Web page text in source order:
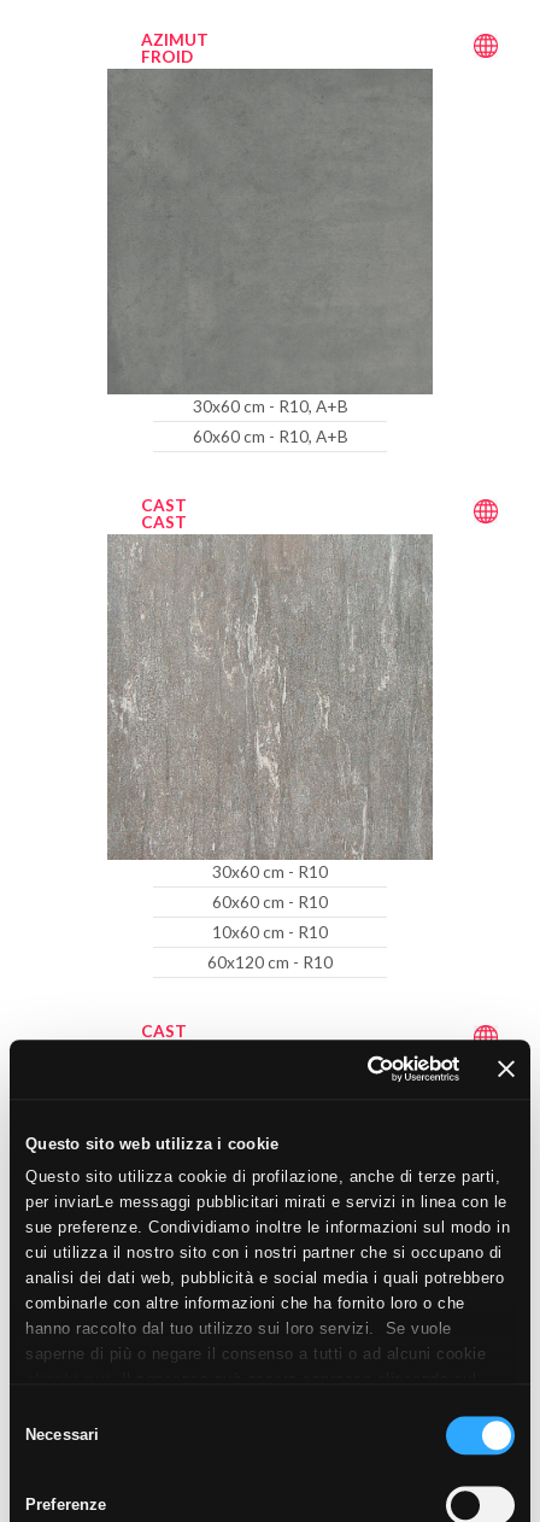
Questo sito web utilizza i cookie
Questo sito utilizza cookie di profilazione, anche di terze parti,
per inviarLe messaggi pubblicitari mirati e servizi in linea con le
sue preferenze. Condividiamo inoltre le informazioni sul modo in
cui utilizza il nostro sito con i nostri partner che si occupano di
analisi dei dati web, pubblicità e social media i quali potrebbero
combinarle con altre informazioni che ha fornito loro o che
hanno raccolto dal tuo utilizzo sui loro servizi. Se vuole
saperne di più o negare il consenso a tutti o ad alcuni cookie
può negare il consenso sul tasto “Rifiuta".
delNecessari
Preferenze
AZIMUT
FROID
30x60 cm - R10, A+B
60x60 cm - R10, A+B
CAST
CAST
30x60 cm - R10
60x60 cm - R10
10x60 cm - R10
60x120 cm - R10
CAST